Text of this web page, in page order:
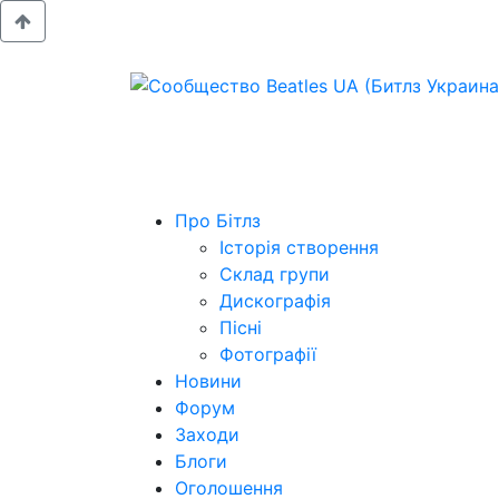
Про Бітлз
Історія створення
Склад групи
Дискографія
Пісні
Фотографії
Новини
Форум
Заходи
Блоги
Оголошення